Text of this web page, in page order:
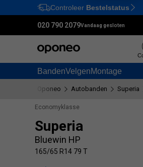
Ctrl
Controleer Bestelstatus
020 790 2079Vandaag gesloten
BandenVelgenMontage
Oponeo Autobanden Superia
Economyklasse
Superia
Bluewin HP
165/65 R14 79 T